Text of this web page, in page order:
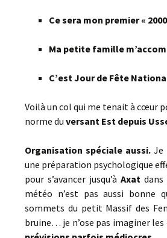
Ce sera mon premier «
Ma petite famille
C’est Jour de Fête
Voilà un col qui me tenait à cœur
norme du versant Est depuis
Organisation spéciale aussi. Je
une préparation psychologique
pour s’avancer jusqu’à Axat
météo n’est pas aussi bonne
sommets du petit Massif des
bruine… je n’ose pas imaginer les